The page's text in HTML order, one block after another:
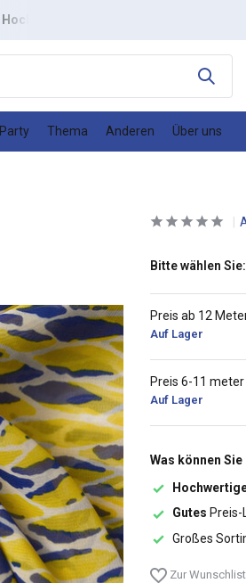
Hochwertige
Party Thema Anderen Über uns
Bitte wählen Sie:
Preis ab 12
Auf Lager
Preis 6-11 meter
Auf Lager
Was können
Gutes
Großes
Zur